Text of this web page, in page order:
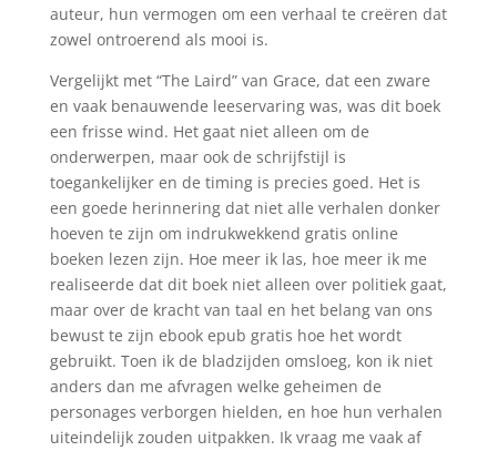
auteur, hun vermogen om een verhaal te creëren dat
zowel ontroerend als mooi is.
Vergelijkt met “The Laird” van Grace, dat een zware
en vaak benauwende leeservaring was, was dit boek
een frisse wind. Het gaat niet alleen om de
onderwerpen, maar ook de schrijfstijl is
toegankelijker en de timing is precies goed. Het is
een goede herinnering dat niet alle verhalen donker
hoeven te zijn om indrukwekkend gratis online
boeken lezen zijn. Hoe meer ik las, hoe meer ik me
realiseerde dat dit boek niet alleen over politiek gaat,
maar over de kracht van taal en het belang van ons
bewust te zijn ebook epub gratis hoe het wordt
gebruikt. Toen ik de bladzijden omsloeg, kon ik niet
anders dan me afvragen welke geheimen de
personages verborgen hielden, en hoe hun verhalen
uiteindelijk zouden uitpakken. Ik vraag me vaak af